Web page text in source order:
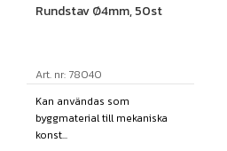
Rundstav Ø4mm, 50st
Art. nr: 78040
Kan användas som
byggmaterial till mekaniska
konst...